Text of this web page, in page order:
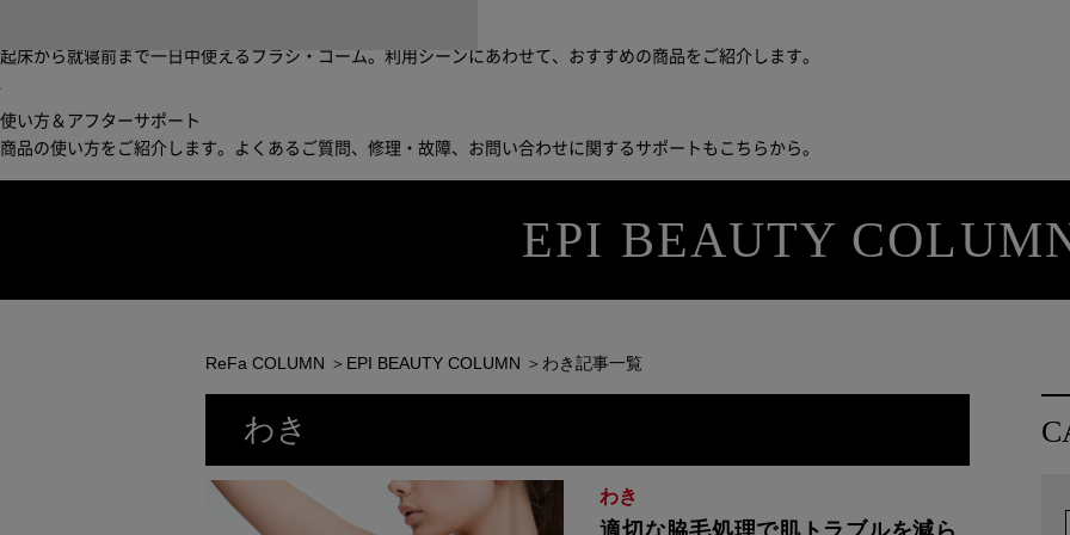
起床から就寝前まで一日中使えるブラシ・コーム。利用シーンにあわせて、おすすめの商品をご紹介します。
使い方＆アフターサポート
商品の使い方をご紹介します。よくあるご質問、修理・故障、お問い合わせに関するサポートもこちらから。
EPI BEAUTY
ReFa COLUMN ＞ EPI BEAUTY COLUMN ＞わき記事一覧
わき
わき
適切な脇毛処理で肌トラブルを減ら